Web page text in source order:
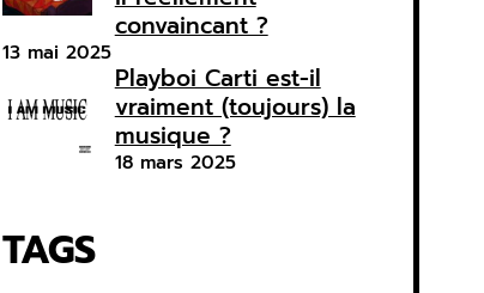
convaincant ?
13 mai 2025
Playboi Carti est-il
vraiment (toujours) la
musique ?
18 mars 2025
TAGS